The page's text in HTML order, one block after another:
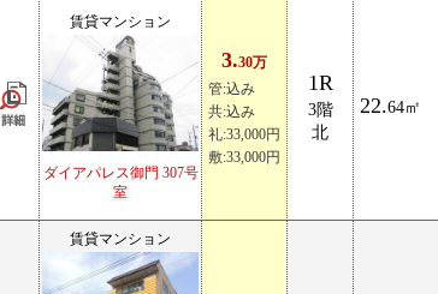
賃貸マンション
ダイアパレス御門 307号
室
3.30万
管:込み
共:込み
礼:33,000円
敷:33,000円
1R
3階
北
22.64㎡
賃貸マンション